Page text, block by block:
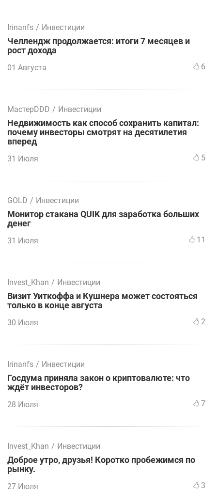
Irinanfs / Инвестиции
Челлендж продолжается: итоги 7 месяцев и
рост дохода
01 Августа 6
МастерDDD / Инвестиции
Недвижимость как способ сохранить капитал:
почему инвесторы смотрят на десятилетия
вперед
31 Июля 5
GOLD / Инвестиции
Монитор стакана QUIK для заработка больших
денег
31 Июля 11
Invest_Khan / Инвестиции
Визит Уиткоффа и Кушнера может состояться
только в конце августа
30 Июля 2
Irinanfs / Инвестиции
Госдума приняла закон о криптовалюте: что
ждёт инвесторов?
28 Июля 7
Invest_Khan / Инвестиции
Доброе утро, друзья! Коротко пробежимся по
рынку.
27 Июля 3